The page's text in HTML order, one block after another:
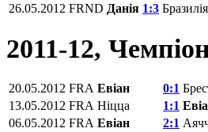
26.05.2012 FRND Данія 1:3 Бразилія
2011-12,
20.05.2012 FRA Евіан 0:1
13.05.2012 FRA Ніцца 1:1
06.05.2012 FRA Евіан 2:1